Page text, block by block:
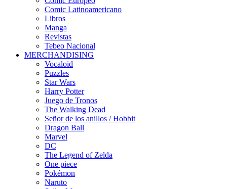
Comic Latinoamericano
Libros
Manga
Revistas
Tebeo Nacional
MERCHANDISING
Vocaloid
Puzzles
Star Wars
Harry Potter
Juego de Tronos
The Walking Dead
Señor de los anillos / Hobbit
Dragon Ball
Marvel
DC
The Legend of Zelda
One piece
Pokémon
Naruto